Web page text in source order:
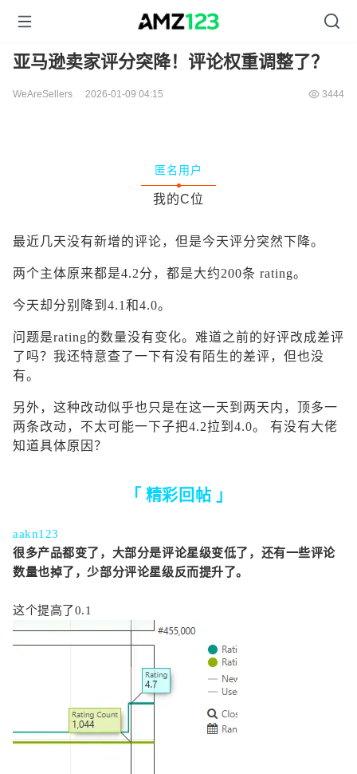
亚马逊卖家评分突降！评论权重调整了？
WeAreSellers 2026-01-09 04:15 3444
匿名用户
我的C位
最近几天没有新增的评论，但是今天评分突然下降。
两个主体原来都是4.2分，都是大约200条 rating。
今天却分别降到4.1和4.0。
问题是rating的数量没有变化。难道之前的好评改成差评
了吗？我还特意查了一下有没有陌生的差评，但也没
有。
另外，这种改动似乎也只是在这一天到两天内，顶多一
两条改动，不太可能一下子把4.2拉到4.0。 有没有大佬
知道具体原因？
「 精彩回帖 」
aakn123
很多产品都变了，大部分是评论星级变低了，还有一些评论
数量也掉了，少部分评论星级反而提升了。
这个提高了0.1